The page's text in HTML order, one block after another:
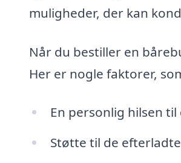
muligheder, der kan
Når du bestiller en
Her er nogle faktorer,
En personlig hilsen
Støtte til de efterladte